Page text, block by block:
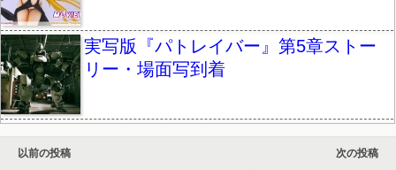
実写版『パトレイバー』第5章ストー
リー・場面写到着
以前の投稿
次の投稿